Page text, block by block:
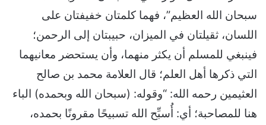
سبحان الله العظيم”، فهما كلمتان خفيفتان على
اللسان، ثقيلتان في الميزان، حبيبتان إلى الرحمن؛
فينبغي للمسلم أن يكثر منهما، وأن يستحضر معانيهما
التي ذكرها أهل العلم؛ قال العلامة محمد بن صالح
العثيمين رحمه الله: “وقوله: (سبحان الله وبحمده) الباء
هنا للمصاحبة؛ أي: أُسبِّح الله تسبيحًا مقرونًا بحمده،